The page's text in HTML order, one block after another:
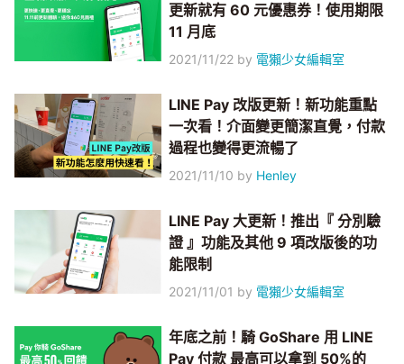
更新就有 60 元優惠券！使用期限
11 月底
2021/11/22 by 電獺少女編輯室
LINE Pay 改版更新！新功能重點
一次看！介面變更簡潔直覺，付款
過程也變得更流暢了
2021/11/10 by Henley
LINE Pay 大更新！推出『 分別驗
證 』功能及其他 9 項改版後的功
能限制
2021/11/01 by 電獺少女編輯室
年底之前！騎 GoShare 用 LINE
Pay 付款 最高可以拿到 50%的